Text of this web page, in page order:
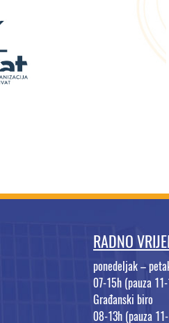
RADNO
ponedeljak –
07-15h (pauza
Građanski biro
08-13h (pauza